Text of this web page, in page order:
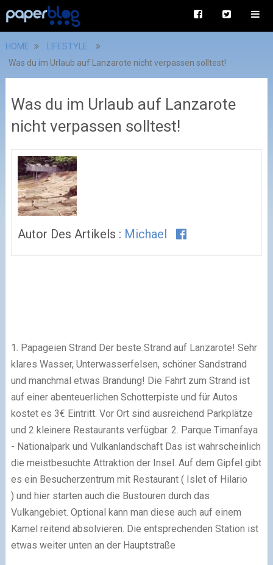
HOME
LIFESTYLE
Was du im Urlaub auf Lanzarote nicht verpassen solltest!
Was du im Urlaub auf Lanzarote
nicht verpassen solltest!
Autor Des Artikels : Michael
1. Papageien Strand Der beste Strand auf Lanzarote! Sehr
klares Wasser, Unterwasserfelsen, schöner Sandstrand
und manchmal etwas Brandung! Die Fahrt zum Strand ist
auf einer abenteuerlichen Schotterpiste und für Autos
kostet es 3€ Eintritt. Vor Ort sind ausreichend Parkplätze
und 2 kleinere Restaurants verfügbar. 2. Parque Timanfaya
- Nationalpark und Vulkanlandschaft Das ist wahrscheinlich
die meistbesuchte Attraktion der Insel. Auf dem Gipfel gibt
es ein Besucherzentrum mit Restaurant ( Islet of Hilario
) und hier starten auch die Bustouren durch das
Vulkangebiet. Optional kann man diese auch auf einem
Kamel reitend absolvieren. Die entsprechenden Station ist
etwas weiter unten an der Hauptstraße